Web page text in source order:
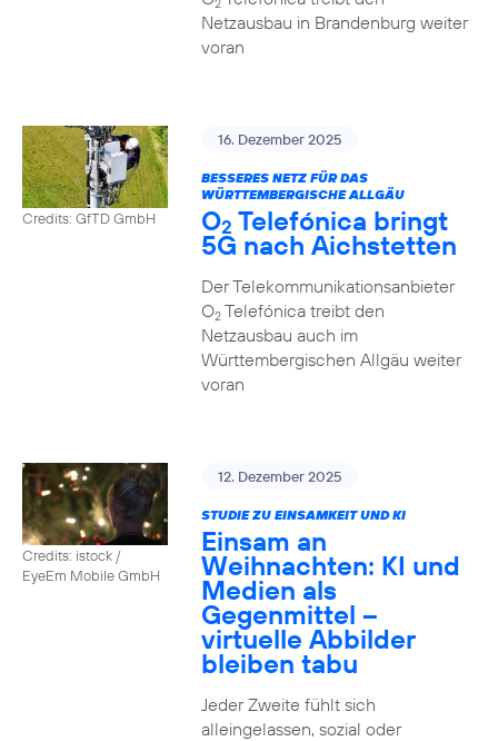
2
Netzausbau in Brandenburg weiter
voran
Credits: GfTD GmbH
16. Dezember 2025
BESSERES NETZ FÜR DAS
WÜRTTEMBERGISCHE ALLGÄU
O2 Telefónica bringt
5G nach Aichstetten
Der Telekommunikationsanbieter
O2Telefónica treibt den
Netzausbau auch im
Württembergischen Allgäu weiter
voran
Credits: istock /
EyeEm Mobile GmbH
12. Dezember 2025
STUDIE ZU EINSAMKEIT UND KI
Einsam an
Weihnachten: KI und
Medien als
Gegenmittel –
virtuelle Abbilder
bleiben tabu
Jeder Zweite fühlt sich
alleingelassen, sozial oder